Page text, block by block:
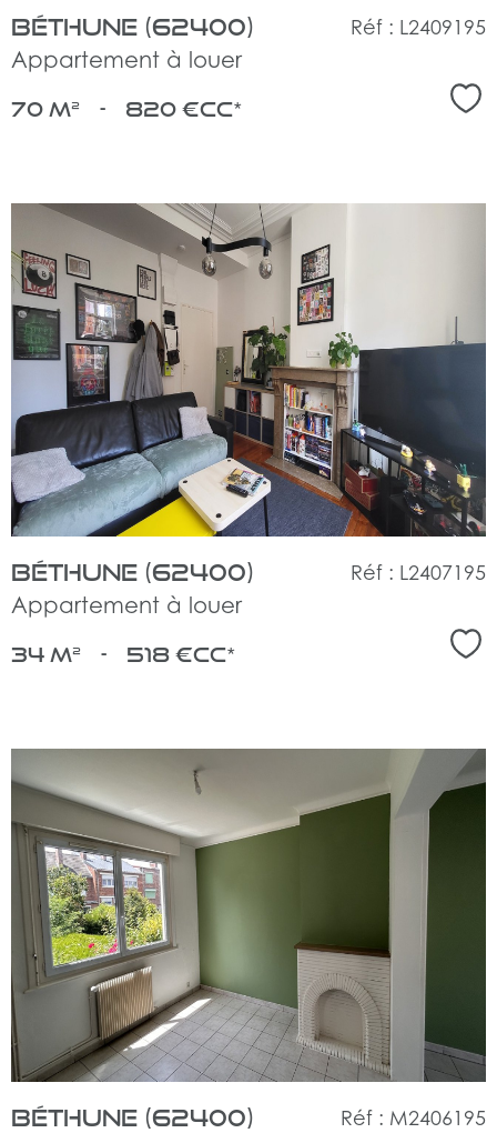
Béthune (62400)
Appartement à louer
Réf : L2409195
70 m² - 820 €CC*
voir
le
bien
Béthune (62400)
Appartement à louer
Réf : L2407195
34 m² - 518 €CC*
bien
Béthune (62400)
Réf : M2406195